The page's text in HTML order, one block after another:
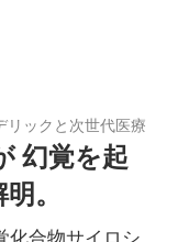
リックと次世代医療
幻覚を起
。